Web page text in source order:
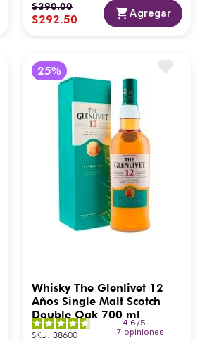
$390.00
$292.50 Agregar
Whisky The Glenlivet 12
Años Single Malt Scotch
Double Oak 700 ml
4.6 /5
-
7 opiniones
SKU:38600